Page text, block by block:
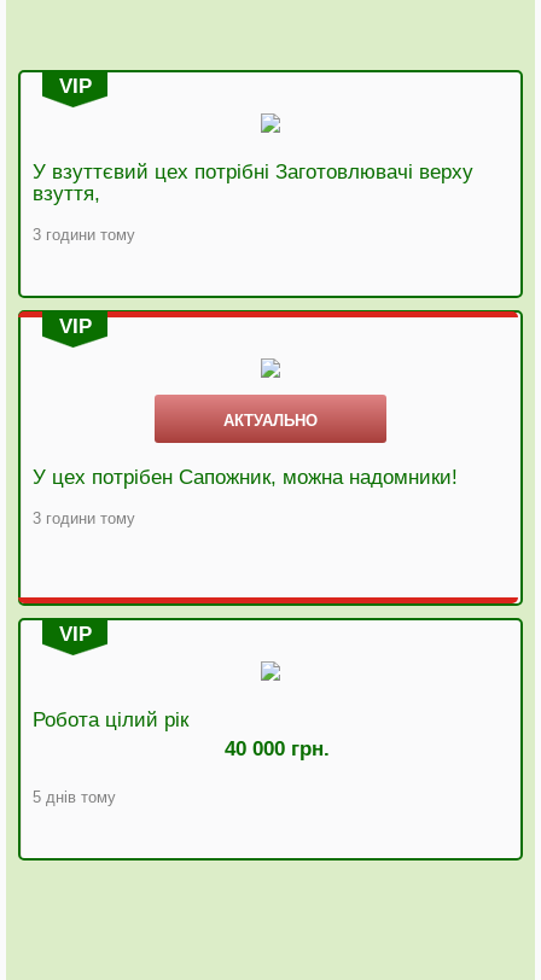
VIP
У взуттєвий цех потрібні Заготовлювачі верху
взуття,
3 години тому
VIP
АКТУАЛЬНО
У цех потрібен Сапожник, можна надомники!
3 години тому
VIP
Робота цілий рік
40 000 грн.
5 днів тому